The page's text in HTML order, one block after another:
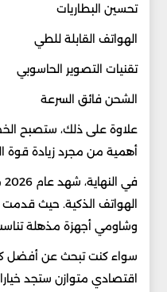
تحسين البطاريات
الهواتف القابلة للطي
تقنيات التصوير الحاسوبي
الشحن فائق السرعة
علاوة على ذلك، ستصبح
أهمية من مجرد زيادة قوة
الهواتف الذكية. حيث
وشاومي أجهزة مذهلة
سواء كنت تبحث عن أفضل
اقتصادي متوازن ستجد